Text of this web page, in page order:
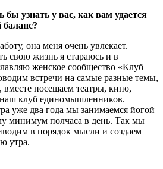
бы узнать у вас, как вам удается
она меня очень увлекает.
свою жизнь я стараюсь и в
женское сообщество «Клуб
встречи на самые разные темы,
вместе посещаем театры, кино,
клуб единомышленников.
уже два года мы занимаемся йогой
минимум полчаса в день. Так мы
в порядок мысли и создаем
утра.